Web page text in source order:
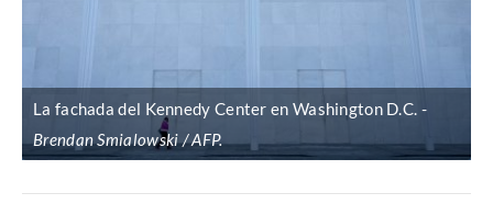
La fachada del Kennedy Center en Washington D.C.
Brendan Smialowski / AFP.